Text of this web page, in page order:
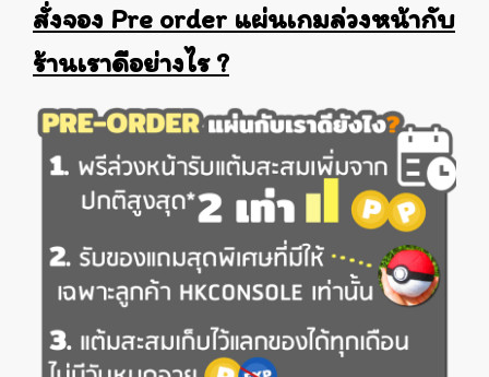
สั่งจอง Pre order แผ่นเกมล่วงหน้ากับ
ร้านเราดีอย่างไร ?